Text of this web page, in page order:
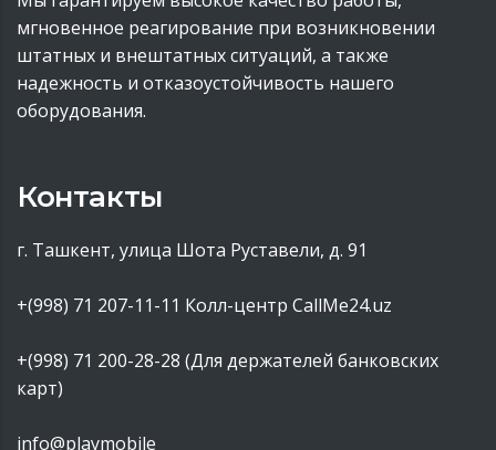
мгновенное реагирование при возникновении
штатных и внештатных ситуаций, а также
надежность и отказоустойчивость нашего
оборудования.
Контакты
г. Ташкент, улица Шота Руставели, д. 91
+(998) 71 207-11-11 Колл-центр CallMe24.uz
+(998) 71 200-28-28 (Для держателей банковских
карт)
info@playmobile